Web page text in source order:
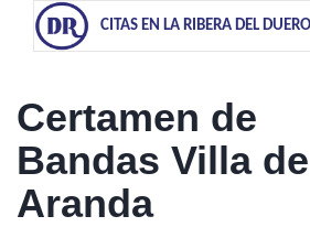
CITAS EN LA RIBERA DEL DUERO
Certamen de
Bandas Villa de
Aranda